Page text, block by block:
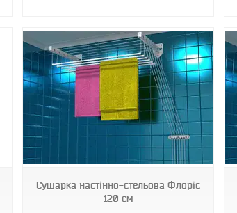
Сушарка настінно-стельова Флоріс
120 см